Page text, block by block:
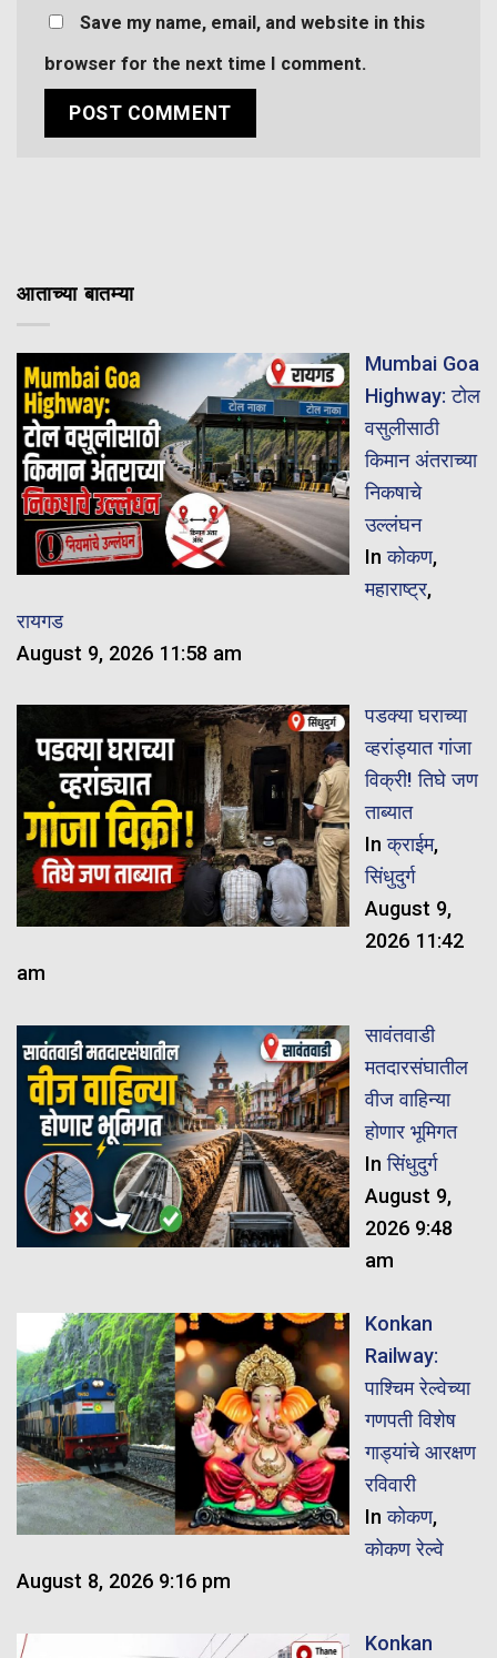
Save my name, email, and website in this
browser for the next time I comment.
आताच्या बातम्या
Mumbai Goa
Highway: टोल
वसुलीसाठी
किमान अंतराच्या
निकषाचे
उल्लंघन
Inकोकण,
महाराष्ट्र,
रायगड
August 9, 2026 11:58 am
पडक्या घराच्या
व्हरांड्यात गांजा
विक्री! तिघे जण
ताब्यात
Inक्राईम,
सिंधुदुर्ग
August 9,
2026 11:42
am
सावंतवाडी
मतदारसंघातील
वीज वाहिन्या
होणार भूमिगत
Inसिंधुदुर्ग
August 9,
2026 9:48
am
Konkan
Railway:
पाश्चिम रेल्वेच्या
गणपती विशेष
गाड्यांचे आरक्षण
रविवारी
Inकोकण,
कोकण रेल्वे
August 8, 2026 9:16 pm
Konkan